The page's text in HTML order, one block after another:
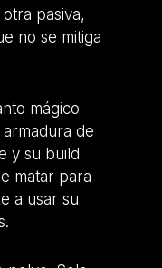
pasiva,
no se mitiga
mágico
de
y su build
matar para
a usar su